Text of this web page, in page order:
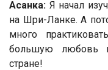
Асанка: Я начал
на Шри-Ланке. А
много
большую любовь
стране!